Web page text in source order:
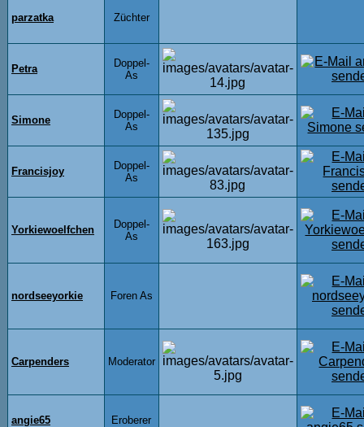
parzatka Züchter
Petra
Doppel-
As
Simone
Doppel-
As
Francisjoy
Doppel-
As
Yorkiewoelfchen
Doppel-
As
nordseeyorkie Foren As
Carpenders Moderator
angie65 Eroberer